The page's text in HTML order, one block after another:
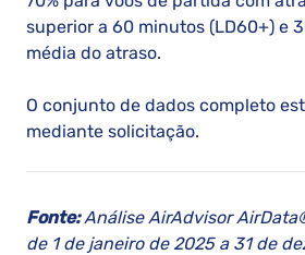
superior a 60 minutos (LD60+) e
média do atraso.
O conjunto de dados completo
mediante solicitação.
Fonte:Análise AirAdvisor
de 1 de janeiro de 2025 a 31 de